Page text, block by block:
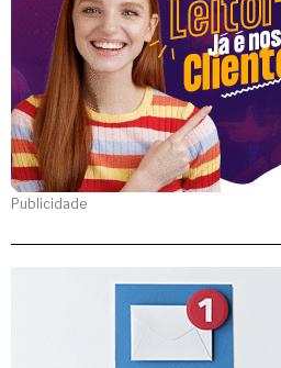
Publicidade